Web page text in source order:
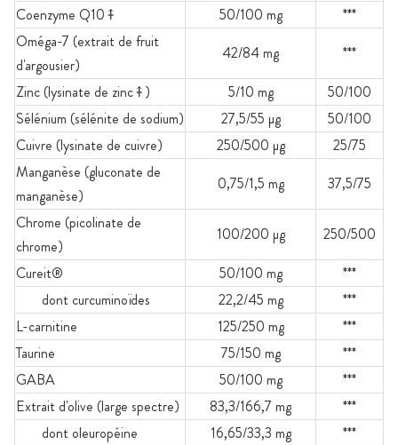
Coenzyme Q10⤉
50/100 mg
***
Oméga-7 (extrait de fruit
d'argousier)
42/84 mg
***
Zinc (lysinate de zinc⤉)
5/10 mg
50/100
Sélénium (sélénite de sodium)
27,5/55 µg
50/100
Cuivre (lysinate de cuivre)
250/500 µg
25/75
Manganèse (gluconate de
manganèse)
0,75/1,5 mg
37,5/75
Chrome (picolinate de
chrome)
100/200 µg
250/500
Cureit®
50/100 mg
***
dont curcuminoïdes
22,2/45 mg
***
L-carnitine
125/250 mg
***
Taurine
75/150 mg
***
GABA
50/100 mg
***
Extrait d'olive (large spectre)
83,3/166,7 mg
***
dont oleuropéine
16,65/33,3 mg
***